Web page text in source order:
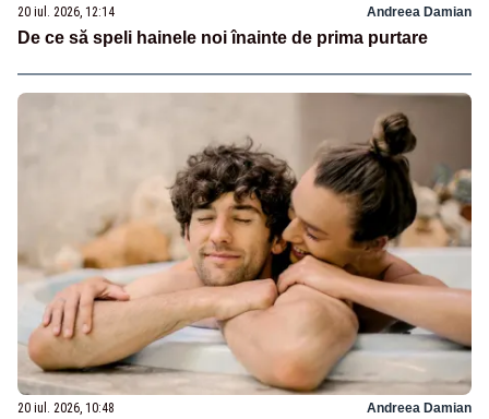
20 iul. 2026, 12:14 Andreea Damian
De ce să speli hainele noi înainte de prima purtare
20 iul. 2026, 10:48 Andreea Damian